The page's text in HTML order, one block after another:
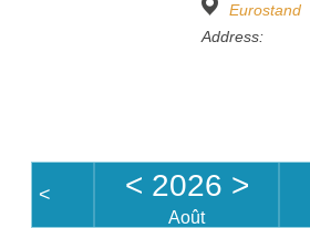
Eurostand
Address:
< < 2026 >
Août